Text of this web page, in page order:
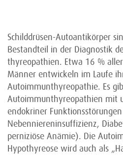
Schilddrüsen-Autoantikörper
Bestandteil in der Diagnostik
thyreopathien. Etwa 16 %
Männer entwickeln im Laufe
Autoimmunthyreopathie. Es
Autoimmunthyreopathien mit
endokriner
Nebenniereninsuffizienz,
perniziöse Anämie). Die
Hypothyreose wird auch als